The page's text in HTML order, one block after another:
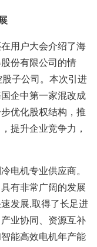
用户大会介绍了海
份有限公司的情
子公司。本次引进
企中第一家混改成
优化股权结构，推
提升企业竞争力，
电机专业供应商。
有非常广阔的发展
发展,取得了长足进
业协同、资源互补
能高效电机年产能